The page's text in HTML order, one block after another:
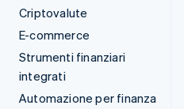
Criptovalute
E-commerce
Strumenti finanziari
integrati
Automazione per finanza